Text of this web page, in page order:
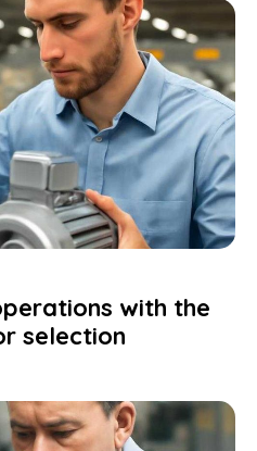
with the
selection